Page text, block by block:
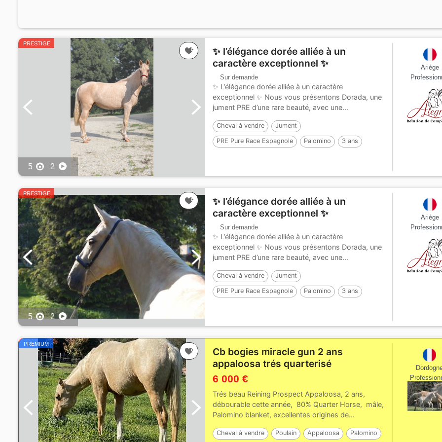
PRESTIGE
5 2
✨ l’élégance dorée alliée à un
caractère exceptionnel ✨
Sur demande
✨ L’élégance dorée alliée à un caractère
exceptionnel ✨ Nous vous présentons Dorada, une
jument PRE d’une rare beauté, avec une...
Cheval à vendre Jument
PRE Pure Race Espagnole Palomino 3 ans
Ariège
PRESTIGE
5 2
✨ l’élégance dorée alliée à un
caractère exceptionnel ✨
Sur demande
✨ L’élégance dorée alliée à un caractère
exceptionnel ✨ Nous vous présentons Dorada, une
jument PRE d’une rare beauté, avec une...
Cheval à vendre Jument
PRE Pure Race Espagnole Palomino 3 ans
Ariège
PREMIUM
Cb bogies miracle gun 2 ans
appaloosa trés quarterisé
6 000 €
Trés beau Reining Prospect Appaloosa, 2 ans,
débourable cette année, 80% Quarter Horse, mâle,
Palomino blanket, excellentes origines de...
Cheval à vendre Poulain Appaloosa Palomino